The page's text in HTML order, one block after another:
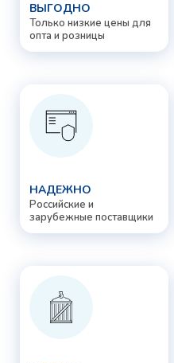
ВЫГОДНО
Только низкие цены для
опта и розницы
НАДЕЖНО
Российские и
зарубежные поставщики